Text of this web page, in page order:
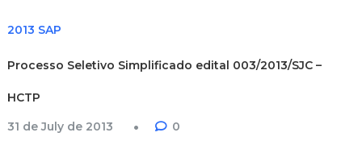
2013 SAP
Processo Seletivo Simplificado edital 003/2013/SJC –
HCTP
31 de July de 2013
0